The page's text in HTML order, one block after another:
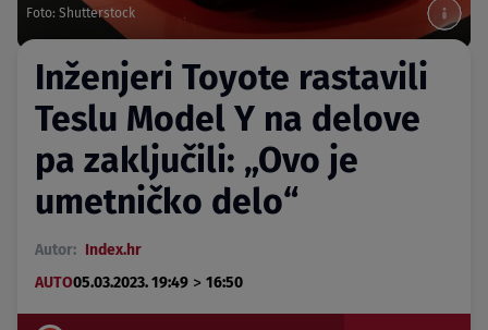
Foto: Shutterstock
Inženjeri Toyote rastavili
Teslu Model Y na delove
pa zaključili: „Ovo je
umetničko delo“
Autor: Index.hr
AUTO05.03.2023. 19:49 > 16:50